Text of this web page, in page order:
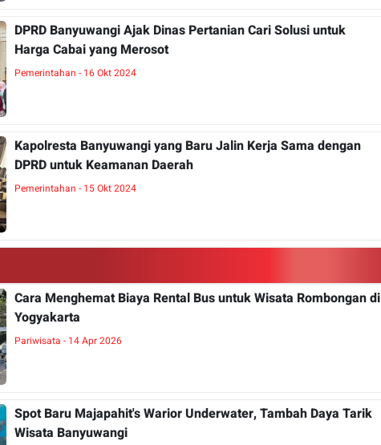
DPRD Banyuwangi Ajak Dinas Pertanian Cari Solusi untuk
Harga Cabai yang Merosot
Pemerintahan - 16 Okt 2024
Kapolresta Banyuwangi yang Baru Jalin Kerja Sama dengan
DPRD untuk Keamanan Daerah
Pemerintahan - 15 Okt 2024
Cara Menghemat Biaya Rental Bus untuk Wisata Rombongan di
Yogyakarta
Pariwisata - 14 Apr 2026
Spot Baru Majapahit's Warior Underwater, Tambah Daya Tarik
Wisata Banyuwangi